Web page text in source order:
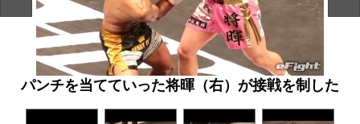
パンチを当てていった将暉（右）が接戦を制した